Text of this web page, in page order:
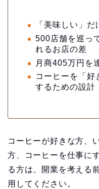
「美味しい」
500店舗を巡っ
れるお店の差
月商405万円を
コーヒーを「好
するための設計
コーヒーが好きな方、
方、コーヒーを仕事に
る方は、開業を考える
用してください。
【永
コ
開
コ
ま